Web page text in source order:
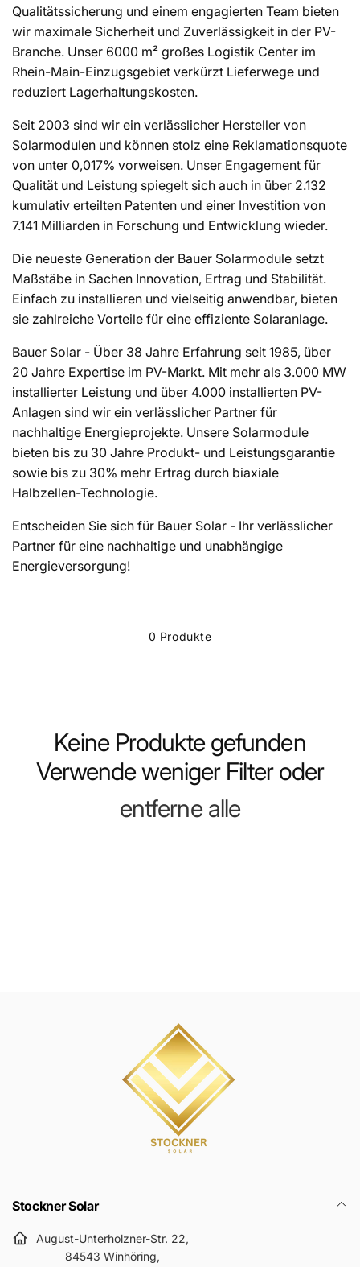
Qualitätssicherung und einem engagierten Team bieten
wir maximale Sicherheit und Zuverlässigkeit in der PV-
Branche. Unser 6000 m² großes Logistik Center im
Rhein-Main-Einzugsgebiet verkürzt Lieferwege und
reduziert Lagerhaltungskosten.
Seit 2003 sind wir ein verlässlicher Hersteller von
Solarmodulen und können stolz eine Reklamationsquote
von unter 0,017% vorweisen. Unser Engagement für
Qualität und Leistung spiegelt sich auch in über 2.132
kumulativ erteilten Patenten und einer Investition von
7.141 Milliarden in Forschung und Entwicklung wieder.
Die neueste Generation der Bauer Solarmodule setzt
Maßstäbe in Sachen Innovation, Ertrag und Stabilität.
Einfach zu installieren und vielseitig anwendbar, bieten
sie zahlreiche Vorteile für eine effiziente Solaranlage.
Bauer Solar - Über 38 Jahre Erfahrung seit 1985, über
20 Jahre Expertise im PV-Markt. Mit mehr als 3.000 MW
installierter Leistung und über 4.000 installierten PV-
Anlagen sind wir ein verlässlicher Partner für
nachhaltige Energieprojekte. Unsere Solarmodule
bieten bis zu 30 Jahre Produkt- und Leistungsgarantie
sowie bis zu 30% mehr Ertrag durch biaxiale
Halbzellen-Technologie.
Entscheiden Sie sich für Bauer Solar - Ihr verlässlicher
Partner für eine nachhaltige und unabhängige
Energieversorgung!
0 Produkte
Keine Produkte gefunden
Verwende weniger Filter oder
entferne alle
Stockner Solar
August-Unterholzner-Str. 22,
84543 Winhöring,